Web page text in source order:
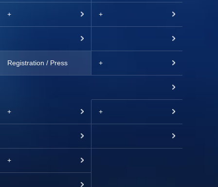
+ +
Registration / Press +
+ +
+